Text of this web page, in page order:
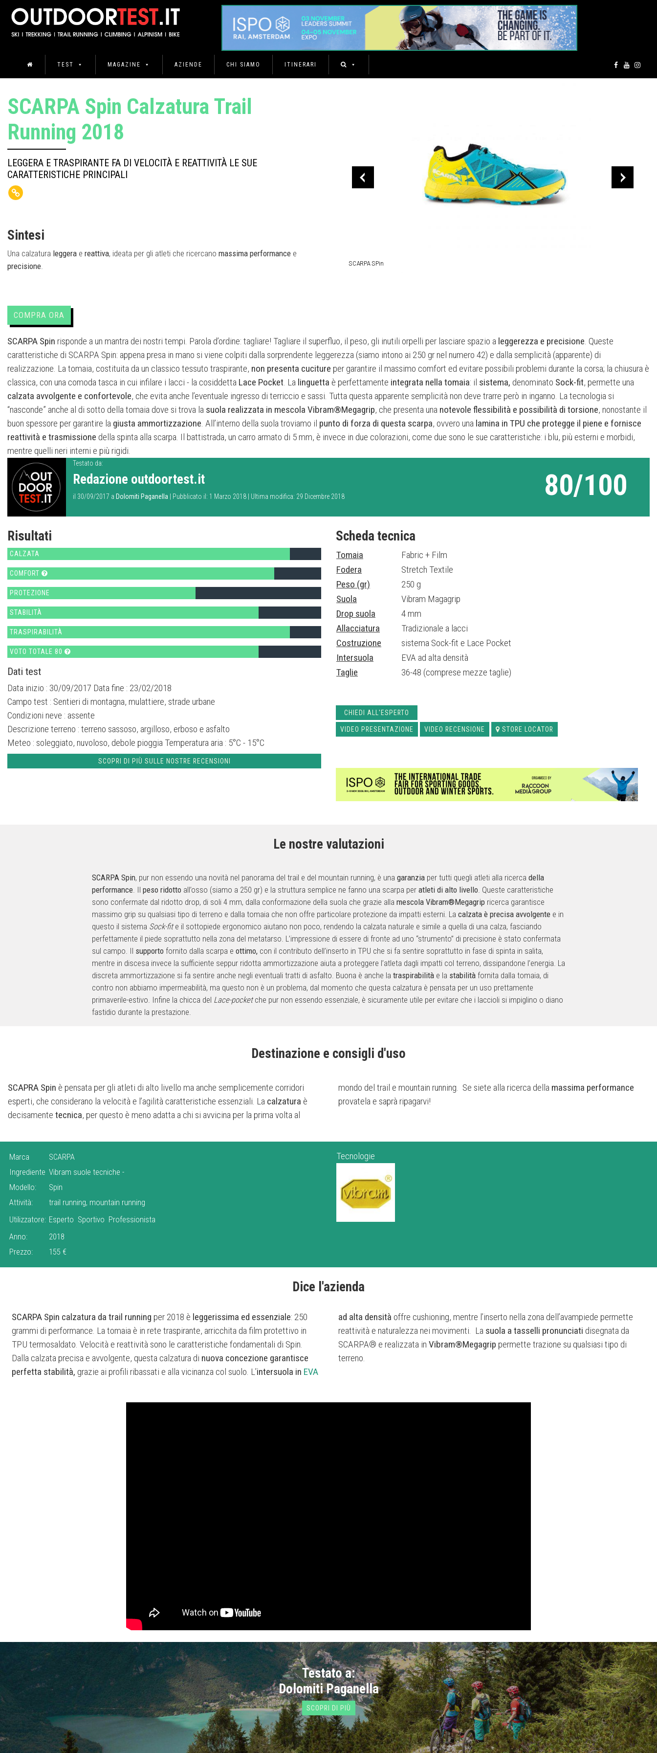
TEST MAGAZINE AZIENDE CHI SIAMO ITINERARI
SCARPA SPin
SCARPA Spin Calzatura Trail
Running 2018
LEGGERA E TRASPIRANTE FA DI VELOCITÀ E REATTIVITÀ LE SUE
CARATTERISTICHE PRINCIPALI
Sintesi
Una calzatura leggera e reattiva, ideata per gli atleti che ricercano massima performance e
precisione
COMPRA ORA
SCARPA Spin risponde a un mantra dei nostri tempi. Parola d’ordine: tagliare! Tagliare il superfluo, il peso, gli inutili orpelli per lasciare spazio a leggerezza e precisione. Queste
caratteristiche di SCARPA Spin: appena presa in mano si viene colpiti dalla sorprendente leggerezza (siamo intono ai 250 gr nel numero 42) e dalla semplicità (apparente) di
realizzazione. La tomaia, costituita da un classico tessuto traspirante, non presenta cuciture per garantire il massimo comfort ed evitare possibili problemi durante la corsa; la chiusura è
classica, con una comoda tasca in cui infilare i lacci - la cosiddetta Lace Pocket. La linguetta è perfettamente integrata nella tomaia: il sistema, denominato Sock-fit, permette una
calzata avvolgente e confortevole, che evita anche l’eventuale ingresso di terriccio e sassi. Tutta questa apparente semplicità non deve trarre però in inganno. La tecnologia si
“nasconde” anche al di sotto della tomaia dove si trova la suola realizzata in mescola Vibram®Megagrip, che presenta una notevole flessibilità e possibilità di torsione, nonostante il
buon spessore per garantire la giusta ammortizzazione. All’interno della suola troviamo il punto di forza di questa scarpa, ovvero una lamina in TPU che protegge il piene e fornisce
reattività e trasmissione della spinta alla scarpa. Il battistrada, un carro armato di 5 mm, è invece in due colorazioni, come due sono le sue caratteristiche: i blu, più esterni e morbidi,
mentre quelli neri interni e più rigidi.
Testato da:
Redazione outdoortest.it
il 30/09/2017 a Dolomiti Paganella | Pubblicato il: 1 Marzo 2018 | Ultima modifica: 29 Dicembre 2018 80/100
Risultati
CALZATA
COMFORT
PROTEZIONE
STABILITÀ
TRASPIRABILITÀ
VOTO TOTALE 80
Dati test
Data inizio : 30/09/2017 Data fine : 23/02/2018
Campo test : Sentieri di montagna, mulattiere, strade urbane
Condizioni neve : assente
Descrizione terreno : terreno sassoso, argilloso, erboso e asfalto
Meteo : soleggiato, nuvoloso, debole pioggia Temperatura aria : 5°C - 15°C
SCOPRI DI PIÙ SULLE NOSTRE RECENSIONI
Scheda tecnica
Tomaia
Fabric + Film
Fodera
Stretch Textile
Peso (gr)
250 g
Suola
Vibram Magagrip
Drop suola
4 mm
Allacciatura
Tradizionale a lacci
Costruzione
sistema Sock-fit e Lace Pocket
Intersuola
EVA ad alta densità
Taglie
36-48 (comprese mezze taglie)
CHIEDI ALL'ESPERTO
VIDEO PRESENTAZIONE VIDEO RECENSIONE STORE LOCATOR
Le nostre valutazioni
SCARPA Spin, pur non essendo una novità nel panorama del trail e del mountain running, è una garanzia per tutti quegli atleti alla ricerca della
performance. Il peso ridotto all’osso (siamo a 250 gr) e la struttura semplice ne fanno una scarpa per atleti di alto livello. Queste caratteristiche
sono confermate dal ridotto drop, di soli 4 mm, dalla conformazione della suola che grazie alla mescola Vibram®Megagrip ricerca garantisce
massimo grip su qualsiasi tipo di terreno e dalla tomaia che non offre particolare protezione da impatti esterni. La calzata è precisa avvolgente e in
questo il sistema Sock-fite il sottopiede ergonomico aiutano non poco, rendendo la calzata naturale e simile a quella di una calza, fasciando
perfettamente il piede soprattutto nella zona del metatarso. L’impressione di essere di fronte ad uno “strumento” di precisione è stato confermata
sul campo. Il supporto fornito dalla scarpa e ottimo, con il contributo dell’inserto in TPU che si fa sentire soprattutto in fase di spinta in salita,
mentre in discesa invece la sufficiente seppur ridotta ammortizzazione aiuta a proteggere l’atleta dagli impatti col terreno, dissipandone l’energia. La
discreta ammortizzazione si fa sentire anche negli eventuali tratti di asfalto. Buona è anche la traspirabilità e la stabilità fornita dalla tomaia, di
contro non abbiamo impermeabilità, ma questo non è un problema, dal momento che questa calzatura è pensata per un uso prettamente
primaverile-estivo. Infine la chicca del Lace-pocketche pur non essendo essenziale, è sicuramente utile per evitare che i laccioli si impiglino o diano
fastidio durante la prestazione.
Destinazione e consigli d'uso
SCAPRA Spin è pensata per gli atleti di alto livello ma anche semplicemente corridori
esperti, che considerano la velocità e l’agilità caratteristiche essenziali. La calzatura è
decisamente tecnica, per questo è meno adatta a chi si avvicina per la prima volta al
mondo del trail e mountain running. Se siete alla ricerca della massima performance
provatela e saprà ripagarvi!
Marca
SCARPA
Ingrediente Vibram suole tecniche -
Modello:
Spin
Attività:
trail running, mountain running
Utilizzatore: Esperto Sportivo Professionista
Anno:
2018
Prezzo:
155 €
Tecnologie
Dice l'azienda
SCARPA Spin calzatura da trail running per 2018 è leggerissima ed essenziale: 250
grammi di performance. La tomaia è in rete traspirante, arricchita da film protettivo in
TPU termosaldato. Velocità e reattività sono le caratteristiche fondamentali di Spin.
Dalla calzata precisa e avvolgente, questa calzatura di nuova concezione garantisce
perfetta stabilità, grazie ai profili ribassati e alla vicinanza col suolo. L’intersuola in EVA
ad alta densità offre cushioning, mentre l’inserto nella zona dell’avampiede permette
reattività e naturalezza nei movimenti. La suola a tasselli pronunciati disegnata da
SCARPA® e realizzata in Vibram®Megagrip permette trazione su qualsiasi tipo di
terreno.
Testato a:
Dolomiti Paganella
SCOPRI DI PIÙ